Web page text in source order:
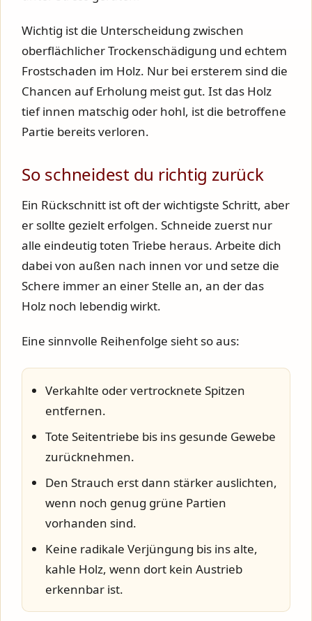
Wichtig ist die Unterscheidung zwischen
oberflächlicher Trockenschädigung und echtem
Frostschaden im Holz. Nur bei ersterem sind die
Chancen auf Erholung meist gut. Ist das Holz
tief innen matschig oder hohl, ist die betroffene
Partie bereits verloren.
So schneidest du richtig zurück
Ein Rückschnitt ist oft der wichtigste Schritt, aber
er sollte gezielt erfolgen. Schneide zuerst nur
alle eindeutig toten Triebe heraus. Arbeite dich
dabei von außen nach innen vor und setze die
Schere immer an einer Stelle an, an der das
Holz noch lebendig wirkt.
Eine sinnvolle Reihenfolge sieht so aus:
Verkahlte oder vertrocknete Spitzen
entfernen.
Tote Seitentriebe bis ins gesunde Gewebe
zurücknehmen.
Den Strauch erst dann stärker auslichten,
wenn noch genug grüne Partien
vorhanden sind.
Keine radikale Verjüngung bis ins alte,
kahle Holz, wenn dort kein Austrieb
erkennbar ist.